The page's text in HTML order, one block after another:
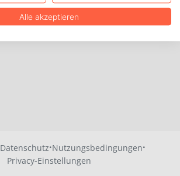
Datenschutz·Nutzungsbedingungen·
Privacy-Einstellungen
Alle akzeptieren